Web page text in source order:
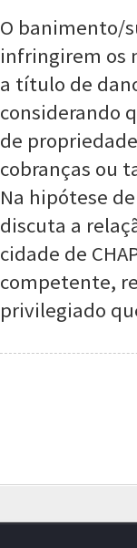
O banimento/
infringirem os
a título de
considerando
de
cobranças ou
Na hipótese
discuta a
cidade de
competente,
privilegiado